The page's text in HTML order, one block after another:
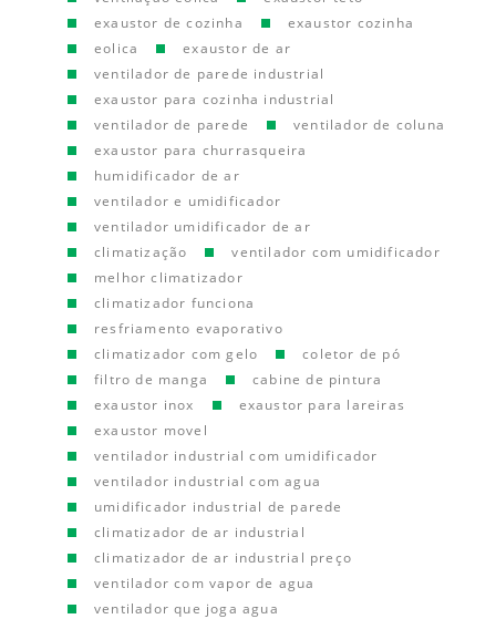
exaustor de cozinha
exaustor cozinha
eolica
exaustor de ar
ventilador de parede industrial
exaustor para cozinha industrial
ventilador de parede
ventilador de coluna
exaustor para churrasqueira
humidificador de ar
ventilador e umidificador
ventilador umidificador de ar
climatização
ventilador com umidificador
melhor climatizador
climatizador funciona
resfriamento evaporativo
climatizador com gelo
coletor de pó
filtro de manga
cabine de pintura
exaustor inox
exaustor para lareiras
exaustor movel
ventilador industrial com umidificador
ventilador industrial com agua
umidificador industrial de parede
climatizador de ar industrial
climatizador de ar industrial preço
ventilador com vapor de agua
ventilador que joga agua